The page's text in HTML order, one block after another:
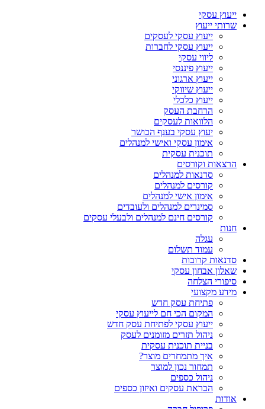
ייעוץ עסקי
שרותי ייעוץ
ייעוץ עסקי לעסקים
ייעוץ עסקי לחברות
ליווי עסקי
ייעוץ פיננסי
ייעוץ ארגוני
ייעוץ שיווקי
ייעוץ כלכלי
הרחבת העסק​
הלוואות לעסקים​
יעוץ עסקי בענף הכושר
אימון עסקי ואישי למנהלים
תוכנית עסקית
הרצאות וקורסים
סדנאות למנהלים
קורסים למנהלים
אימון אישי למנהלים
סמינרים למנהלים ולעובדים
קורסים חינם למנהלים ולבעלי עסקים
חנות
עגלה
עמוד תשלום
סדנאות קרובות
שאלון אבחון עסקי
סיפורי הצלחה
מידע מקצועי
פתיחת עסק חדש
המקום הכי חם לייעוץ עסקי
ייעוץ עסקי לפתיחת עסק חדש
ניהול תזרים מזומנים לעסק
בניית תוכנית עסקית
איך מתמחרים מוצר?
תמחור נכון למוצר
ניהול כספים
הבראת עסקים ואיזון כספים
אודות